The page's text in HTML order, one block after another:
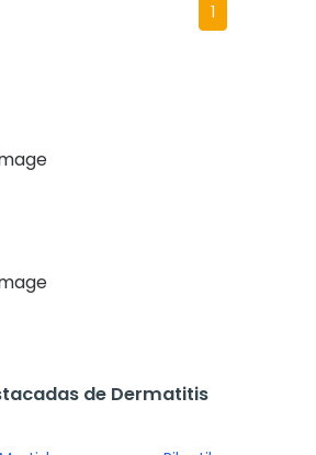
1
de Dermatitis